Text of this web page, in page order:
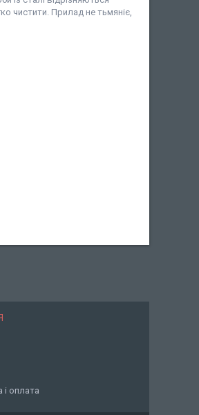
чистити. Прилад не тьмяніє,
і оплата